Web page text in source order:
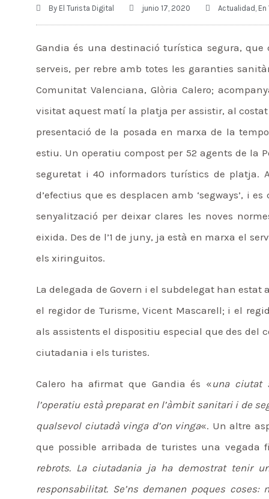
By El Turista Digital junio 17, 2020 Actualidad
Gandia és una destinació turística segura,
serveis, per rebre amb totes les garanties
Comunitat Valenciana, Glòria Calero;
visitat aquest matí la platja per assistir, al
presentació de la posada en marxa de la
estiu. Un operatiu compost per 52 agents de la
seguretat i 40 informadors turístics de platja.
d’efectius que es desplacen amb ‘segways’, i
senyalització per deixar clares les noves
eixida. Des de l’1 de juny, ja està en marxa el
els xiringuitos.
La delegada de Govern i el subdelegat han estat
el regidor de Turisme, Vicent Mascarell; i el
als assistents el dispositiu especial que des del
ciutadania i els turistes.
Calero ha afirmat que Gandia és «una ciutat
l’operatiu està preparat en l’àmbit sanitari i de
qualsevol ciutadà vinga d’on vinga«. Un altre
que possible arribada de turistes una vegada
rebrots. La ciutadania ja ha demostrat tenir
responsabilitat. Se’ns demanen poques